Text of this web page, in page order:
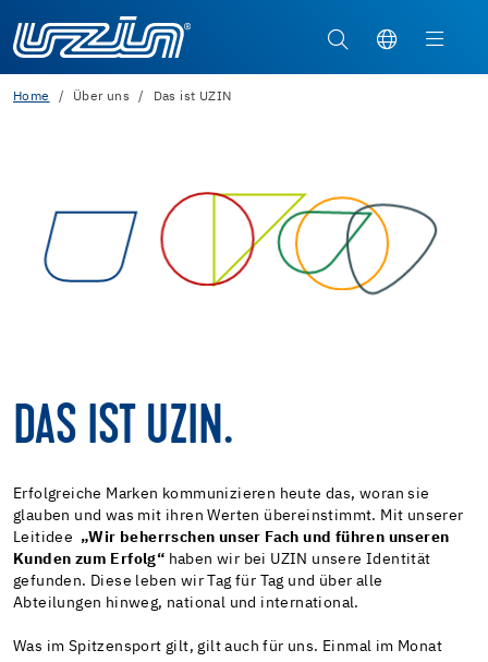
Home Über uns Das ist UZIN
DAS IST UZIN.
Erfolgreiche Marken kommunizieren heute das, woran sie
glauben und was mit ihren Werten übereinstimmt. Mit unserer
Leitidee „Wir beherrschen unser Fach und führen unseren
Kunden zum Erfolg“ haben wir bei UZIN unsere Identität
gefunden. Diese leben wir Tag für Tag und über alle
Abteilungen hinweg, national und international.
Was im Spitzensport gilt, gilt auch für uns. Einmal im Monat